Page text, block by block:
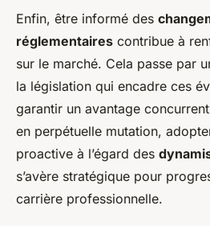
Enfin, être informé des
réglementaires contribue à
sur le marché. Cela passe par
la législation qui encadre ces
garantir un avantage
en perpétuelle mutation,
proactive à l’égard des
s’avère stratégique pour
carrière professionnelle.